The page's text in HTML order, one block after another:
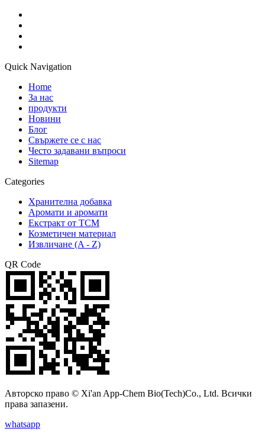
Quick Navigation
Home
За нас
продукти
Новини
Блог
Свържете се с нас
Често задавани въпроси
Sitemap
Categories
Хранителна добавка
Аромати и аромати
Екстракт от TCM
Козметичен материал
Извличане (A - Z)
QR Code
Авторско право © Xi'an App-Chem Bio(Tech)Co., Ltd. Всички
права запазени.
whatsapp